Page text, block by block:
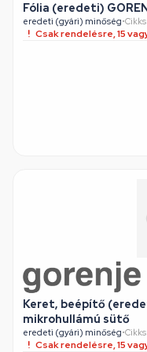
Fólia (eredeti)
eredeti (gyári) minőség•
Csak rendelésre, 15
Keret, beépítő
mikrohullámú sütő
eredeti (gyári) minőség•
Csak rendelésre, 15